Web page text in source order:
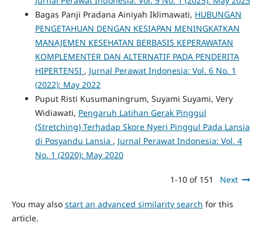
Bagas Panji Pradana Ainiyah Iklimawati, HUBUNGAN
PENGETAHUAN DENGAN KESIAPAN MENINGKATKAN
MANAJEMEN KESEHATAN BERBASIS KEPERAWATAN
KOMPLEMENTER DAN ALTERNATIF PADA PENDERITA
HIPERTENSI , Jurnal Perawat Indonesia: Vol. 6 No. 1
(2022): May 2022
Puput Risti Kusumaningrum, Suyami Suyami, Very
Widiawati, Pengaruh Latihan Gerak Pinggul
(Stretching) Terhadap Skore Nyeri Pinggul Pada Lansia
di Posyandu Lansia , Jurnal Perawat Indonesia: Vol. 4
No. 1 (2020): May 2020
1-10 of 151 Next
You may also start an advanced similarity search for this
article.